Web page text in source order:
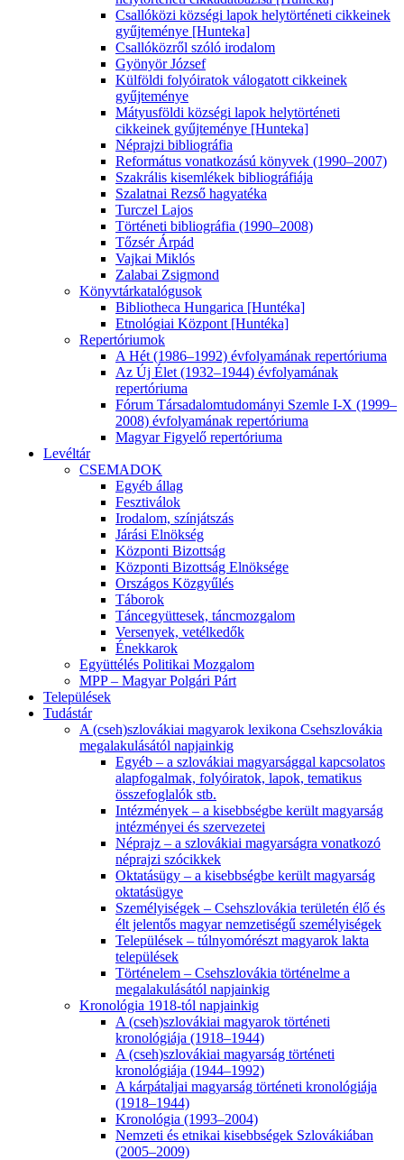
Csallóközi községi lapok helytörténeti cikkeinek
gyűjteménye [Hunteka]
Csallóközről szóló irodalom
Gyönyör József
Külföldi folyóiratok válogatott cikkeinek
gyűjteménye
Mátyusföldi községi lapok helytörténeti
cikkeinek gyűjteménye [Hunteka]
Néprajzi bibliográfia
Református vonatkozású könyvek (1990–2007)
Szakrális kisemlékek bibliográfiája
Szalatnai Rezső hagyatéka
Turczel Lajos
Történeti bibliográfia (1990–2008)
Tőzsér Árpád
Vajkai Miklós
Zalabai Zsigmond
Könyvtárkatalógusok
Bibliotheca Hungarica [Huntéka]
Etnológiai Központ [Huntéka]
Repertóriumok
A Hét (1986–1992) évfolyamának repertóriuma
Az Új Élet (1932–1944) évfolyamának
repertóriuma
Fórum Társadalomtudományi Szemle I-X (1999–
2008) évfolyamának repertóriuma
Magyar Figyelő repertóriuma
Levéltár
CSEMADOK
Egyéb állag
Fesztiválok
Irodalom, színjátszás
Járási Elnökség
Központi Bizottság
Központi Bizottság Elnöksége
Országos Közgyűlés
Táborok
Táncegyüttesek, táncmozgalom
Versenyek, vetélkedők
Énekkarok
Együttélés Politikai Mozgalom
MPP – Magyar Polgári Párt
Települések
Tudástár
A (cseh)szlovákiai magyarok lexikona Csehszlovákia
megalakulásától napjainkig
Egyéb – a szlovákiai magyarsággal kapcsolatos
alapfogalmak, folyóiratok, lapok, tematikus
összefoglalók stb.
Intézmények – a kisebbségbe került magyarság
intézményei és szervezetei
Néprajz – a szlovákiai magyarságra vonatkozó
néprajzi szócikkek
Oktatásügy – a kisebbségbe került magyarság
oktatásügye
Személyiségek – Csehszlovákia területén élő és
élt jelentős magyar nemzetiségű személyiségek
Települések – túlnyomórészt magyarok lakta
települések
Történelem – Csehszlovákia történelme a
megalakulásától napjainkig
Kronológia 1918-tól napjainkig
A (cseh)szlovákiai magyarok történeti
kronológiája (1918–1944)
A (cseh)szlovákiai magyarság történeti
kronológiája (1944–1992)
A kárpátaljai magyarság történeti kronológiája
(1918–1944)
Kronológia (1993–2004)
Nemzeti és etnikai kisebbségek Szlovákiában
(2005–2009)